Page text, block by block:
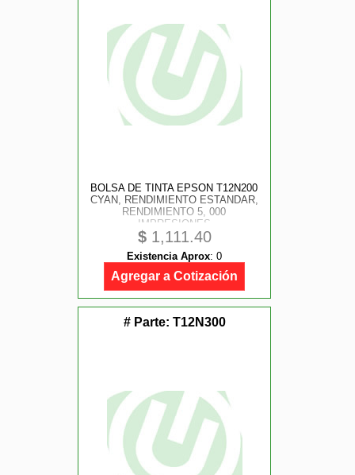
BOLSA DE TINTA EPSON T12N200
CYAN, RENDIMIENTO ESTANDAR,
RENDIMIENTO 5, 000
IMPRESIONES
$1,111.40
Existencia Aprox: 0
Agregar a Cotización
# Parte: T12N300